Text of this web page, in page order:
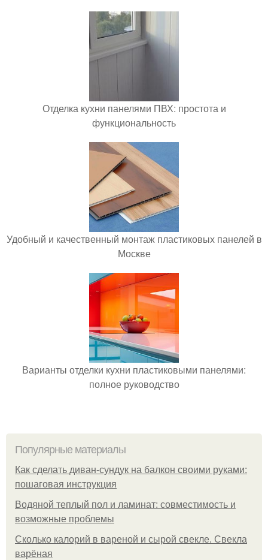
Отделка кухни панелями ПВХ: простота и
функциональность
Удобный и качественный монтаж пластиковых панелей в
Москве
Варианты отделки кухни пластиковыми панелями:
полное руководство
Популярные материалы
Как сделать диван-сундук на балкон своими руками:
пошаговая инструкция
Водяной теплый пол и ламинат: совместимость и
возможные проблемы
Сколько калорий в вареной и сырой свекле. Свекла
варёная